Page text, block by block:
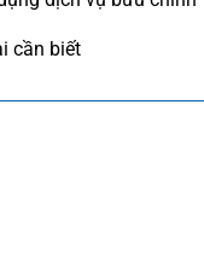
cần biết